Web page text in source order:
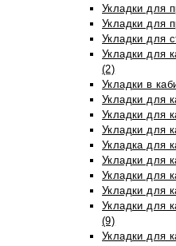
Укладки для
Укладки для
Укладки для
Укладки для
(2)
Укладки в
Укладки для
Укладки для
Укладки для
Укладка для
Укладки для
Укладки для
Укладки для
Укладки для
(9)
Укладки для